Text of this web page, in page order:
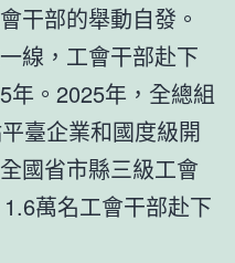
干部的舉動自發。
線，工會干部赴下
年。2025年，全總組
臺企業和國度級開
國省市縣三級工會
萬名工會干部赴下